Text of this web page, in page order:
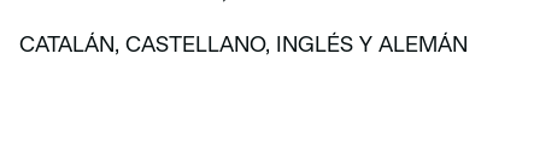
CATALÁN, CASTELLANO, INGLÉS Y ALEMÁN